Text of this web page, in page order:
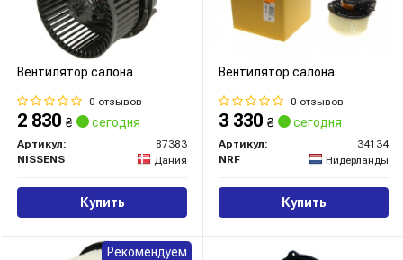
Вентилятор салона
0 отзывов
2 830 ₴ сегодня
Артикул:
87383
NISSENS
Дания
Купить
Вентилятор салона
0 отзывов
3 330 ₴ сегодня
Артикул:
34134
NRF
Нидерланды
Купить
Рекомендуем